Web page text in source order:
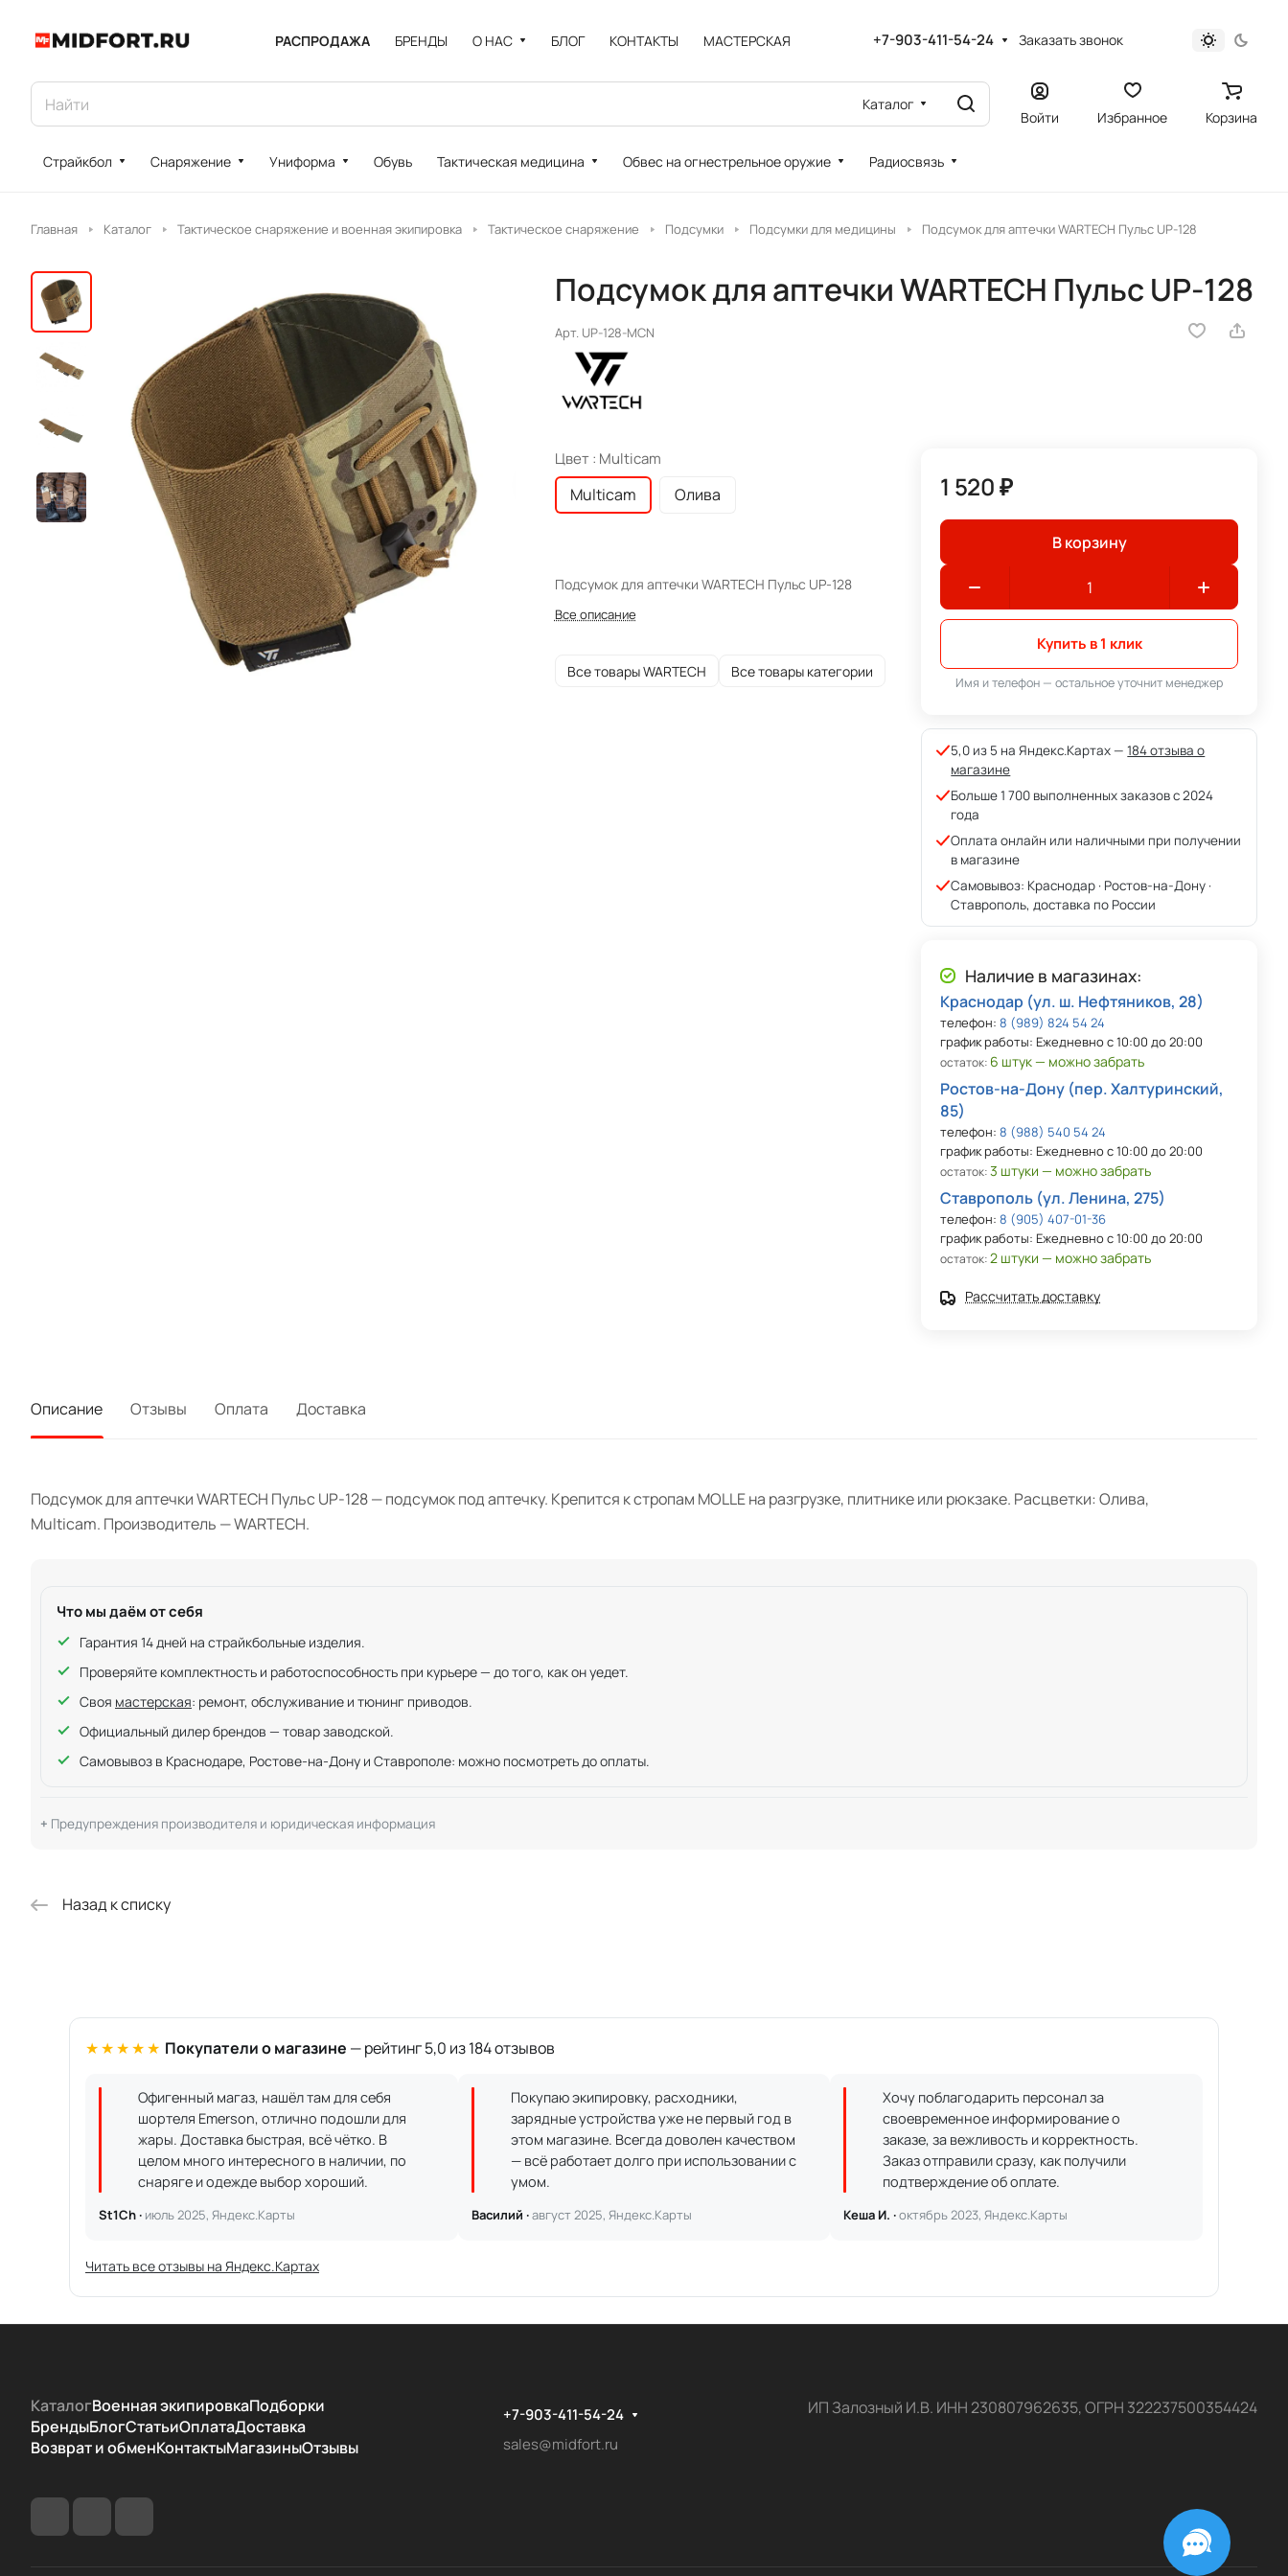
РАСПРОДАЖА БРЕНДЫ О НАС БЛОГ КОНТАКТЫ МАСТЕРСКАЯ +7-903-411-54-24 Заказать звонок
Каталог
Войти Избранное Корзина
Страйкбол Снаряжение Униформа Обувь Тактическая медицина Обвес на огнестрельное оружие Радиосвязь
Главная Каталог Тактическое снаряжение и военная экипировка Тактическое снаряжение Подсумки Подсумки для медицины Подсумок для аптечки WARTECH Пульс UP-128
Подсумок для аптечки WARTECH Пульс UP-128
Арт. UP-128-MCN
Цвет : Multicam
Multicam Олива
Подсумок для аптечки WARTECH Пульс UP-128
Все описание
Все товары WARTECH Все товары категории
1 520 ₽
В корзину
Купить в 1 клик
Имя и телефон — остальное уточнит менеджер
5,0 из 5 на Яндекс.Картах —184 отзыва о
магазине
Больше 1 700 выполненных заказов с 2024
года
Оплата онлайн или наличными при получении
в магазине
Самовывоз: Краснодар · Ростов-на-Дону ·
Ставрополь, доставка по России
Наличие в магазинах:
Краснодар (ул. ш. Нефтяников, 28)
телефон:8 (989) 824 54 24
график работы: Ежедневно с 10:00 до 20:00
остаток: 6 штук — можно забрать
Ростов-на-Дону (пер. Халтуринский,
85)
телефон:8 (988) 540 54 24
график работы: Ежедневно с 10:00 до 20:00
остаток:3 штуки — можно забрать
Ставрополь (ул. Ленина, 275)
телефон:8 (905) 407-01-36
график работы: Ежедневно с 10:00 до 20:00
остаток:2 штуки — можно забрать
Рассчитать доставку
Описание Отзывы Оплата Доставка
Подсумок для аптечки WARTECH Пульс UP-128 — подсумок под аптечку. Крепится к стропам MOLLE на разгрузке, плитнике или рюкзаке. Расцветки: Олива,
Multicam. Производитель — WARTECH.
Что мы даём от себя
Гарантия 14 дней на страйкбольные изделия.
Проверяйте комплектность и работоспособность при курьере — до того, как он уедет.
Своя мастерская: ремонт, обслуживание и тюнинг приводов.
Официальный дилер брендов — товар заводской.
Самовывоз в Краснодаре, Ростове-на-Дону и Ставрополе: можно посмотреть до оплаты.
Предупреждения производителя и юридическая информация
Назад к списку
★★★★★ Покупатели о магазине — рейтинг 5,0 из 184 отзывов
Офигенный магаз, нашёл там для себя
шортеля Emerson, отлично подошли для
жары. Доставка быстрая, всё чётко. В
целом много интересного в наличии, по
снаряге и одежде выбор хороший.
St1Ch · июль 2025, Яндекс.Карты
Покупаю экипировку, расходники,
зарядные устройства уже не первый год в
этом магазине. Всегда доволен качеством
— всё работает долго при использовании с
умом.
Василий ·август 2025, Яндекс.Карты
Хочу поблагодарить персонал за
своевременное информирование о
заказе, за вежливость и корректность.
Заказ отправили сразу, как получили
подтверждение об оплате.
Кеша И. ·октябрь 2023, Яндекс.Карты
Читать все отзывы на Яндекс.Картах
КаталогВоенная экипировкаПодборки
БрендыБлогСтатьиОплатаДоставка
Возврат и обменКонтактыМагазиныОтзывы
+7-903-411-54-24
sales@midfort.ru
ИП Залозный И.В. ИНН 230807962635, ОГРН 322237500354424